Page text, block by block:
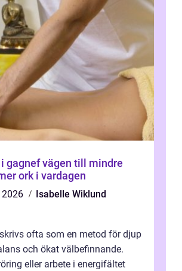
till mindre
ork i vardagen
Isabelle Wiklund
ofta som en metod för djup
och ökat välbefinnande.
eller arbete i energifältet